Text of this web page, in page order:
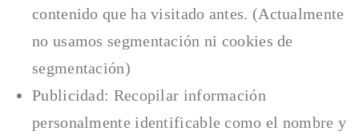
contenido que ha visitado antes. (Actualmente
no usamos segmentación ni cookies de
segmentación)
Publicidad: Recopilar información
personalmente identificable como el nombre y